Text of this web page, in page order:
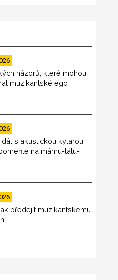
názorů, které mohou
muzikantské ego
s akustickou kytarou
na mámu-tátu-
předejít muzikantskému